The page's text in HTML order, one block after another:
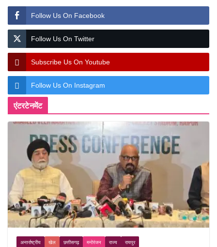
Follow Us On Facebook
Follow Us On Twitter
Subscribe Us On Youtube
Follow Us On Instagram
एंटरटेनमेंट
अन्तर्राष्ट्रीय खेल छत्तीसगढ़ मनोरंजन राज्य रायपुर